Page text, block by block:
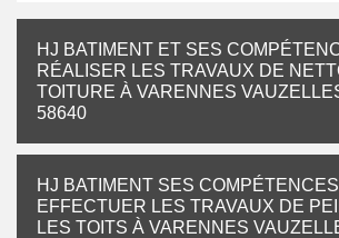
HJ BATIMENT ET SES
RÉALISER LES TRAVAUX DE
TOITURE À VARENNES
58640
HJ BATIMENT SES
EFFECTUER LES TRAVAUX DE
LES TOITS À VARENNES